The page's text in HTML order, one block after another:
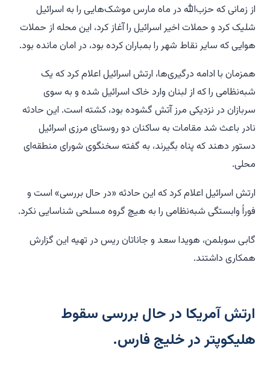
از زمانی که حزب‌الله در ماه مارس موشک‌هایی را به اسرائیل
شلیک کرد و حملات اخیر اسرائیل را آغاز کرد، این محله از حملات
هوایی که سایر نقاط شهر را بمباران کرده بود، در امان مانده بود.
همزمان با ادامه درگیری‌ها، ارتش اسرائیل اعلام کرد که یک
شبه‌نظامی را که از لبنان وارد خاک اسرائیل شده و به سوی
سربازان در نزدیکی مرز آتش گشوده بود، کشته است. این حادثه
نادر باعث شد مقامات به ساکنان دو روستای مرزی اسرائیل
دستور دهند که پناه بگیرند، به گفته سخنگوی شورای منطقه‌ای
محلی.
ارتش اسرائیل اعلام کرد که این حادثه «در حال بررسی» است و
فوراً وابستگی شبه‌نظامی را به هیچ گروه مسلحی شناسایی نکرد.
گابی سوبلمن، هویدا سعد و جاناتان ریس در تهیه این گزارش
همکاری داشتند.
ارتش آمریکا در حال بررسی سقوط
هلیکوپتر در خلیج فارس.